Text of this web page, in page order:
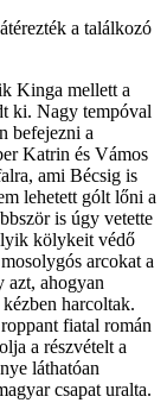
a találkozó
Kinga mellett a
ki. Nagy tempóval
befejezni a
Katrin és Vámos
ami Bécsig is
lehetett gólt lőni a
is úgy vetette
kölykeit védő
arcokat a
azt, ahogyan
harcoltak.
fiatal román
a részvételt a
láthatóan
csapat uralta.